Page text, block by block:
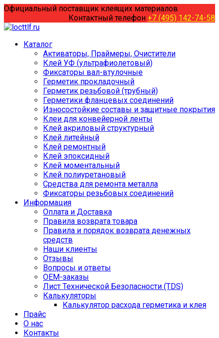
Перейти
содержанию
Официальный поставщик клеящих материалов
Контактный телефон +7 (495) 142-74-58
Каталог
Активаторы, Праймеры, Очистители
Клей УФ (ультрафиолетовый)
Фиксаторы вал-втулочные
Герметик прокладочный
Герметик резьбовой (трубный)
Герметики фланцевых соединений
Износостойкие составы и защитные покрытия
Клеи для конвейерной ленты
Клей акриловый структурный
Клей литейный
Клей ремонтный
Клей эпоксидный
Клей моментальный
Клей полиуретановый
Средства для ремонта металла
Фиксаторы резьбовых соединений
Информация
Оплата и Доставка
Правила возврата товара
Правила и порядок возврата денежных
средств
Наши клиенты
Отзывы
Вопросы и ответы
OEM-заказы
Лист Технической Безопасности (TDS)
Калькуляторы
Калькулятор расхода герметика и клея
Прайс
О нас
Контакты